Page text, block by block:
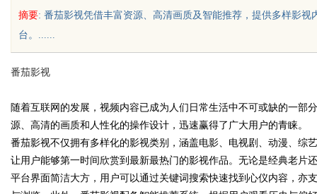
uz
摘要: 番茄影视凭借丰富资源、高清画质及智能推荐，提供多样影
台。......
番茄影视
随着互联网的发展，视频内容已成为人们日常生活中不可或缺的一部
源、高清的画质和人性化的操作设计，迅速赢得了广大用户的青睐。
番茄影视不仅拥有多样化的影视类别，涵盖电影、电视剧、动漫、综
让用户能够第一时间欣赏到最新最热门的影视作品。无论是经典老片
平台界面简洁大方，用户可以通过关键词搜索快速找到心仪内容，亦
配眼镜
品、九类杂项合规全品类承运解
案